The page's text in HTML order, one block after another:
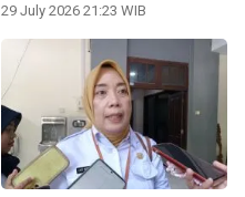
29 July 2026 21:23 WIB